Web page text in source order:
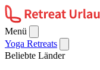
Menü
Yoga Retreats
Beliebte Länder